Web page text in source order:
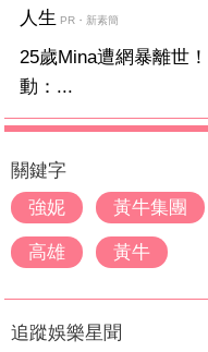
人生 PR・新素簡
25歲Mina遭網暴離世
動：...
關鍵字
強妮
黃牛集團
高雄 黃牛
追蹤娛樂星聞